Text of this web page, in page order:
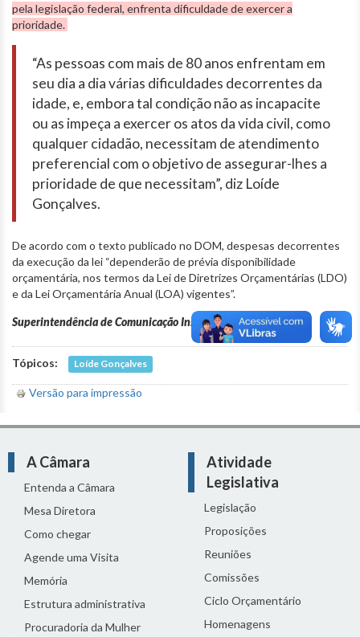
pela legislação federal, enfrenta dificuldade de exercer a
prioridade.
“As pessoas com mais de 80 anos enfrentam em
seu dia a dia várias dificuldades decorrentes da
idade, e, embora tal condição não as incapacite
ou as impeça a exercer os atos da vida civil, como
qualquer cidadão, necessitam de atendimento
preferencial com o objetivo de assegurar-lhes a
prioridade de que necessitam”, diz Loíde
Gonçalves.
De acordo com o texto publicado no DOM, despesas decorrentes
da execução da lei “dependerão de prévia disponibilidade
orçamentária, nos termos da Lei de Diretrizes Orçamentárias (LDO)
e da Lei Orçamentária Anual (LOA) vigentes”.
Superintendência de Comunicação Institucional
Tópicos: Loíde Gonçalves
Versão para impressão
A Câmara
Entenda a Câmara
Mesa Diretora
Como chegar
Agende uma Visita
Memória
Estrutura administrativa
Procuradoria da Mulher
Atividade
Legislativa
Legislação
Proposições
Reuniões
Comissões
Ciclo Orçamentário
Homenagens